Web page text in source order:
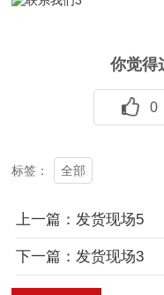
你觉得
0
标签： 全部
上一篇：发货现场5
下一篇：发货现场3